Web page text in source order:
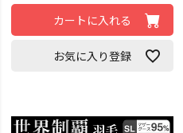
カートに入れる
お気に入り登録